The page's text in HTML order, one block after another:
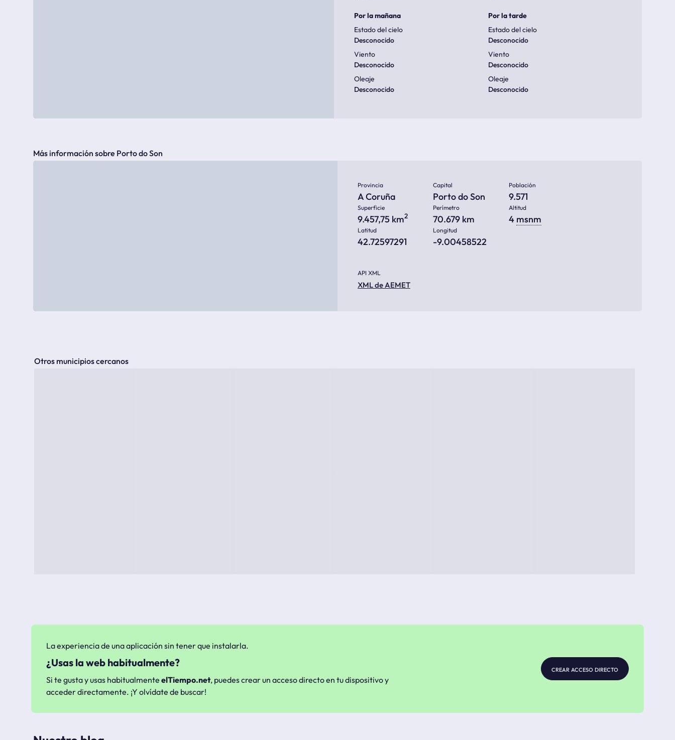
Por la mañana
Estado del cielo
Desconocido
Viento
Desconocido
Oleaje
Desconocido
Por la tarde
Estado del cielo
Desconocido
Viento
Desconocido
Oleaje
Desconocido
Más información sobre Porto do Son
Provincia
A Coruña
Capital
Porto do Son
Población
9.571
Superficie
9.457,75 km2
Perímetro
70.679 km
Altitud
4 msnm
Latitud
42.72597291
Longitud
-9.00458522
API XML
XML de AEMET
Otros municipios cercanos
La experiencia de una aplicación sin tener que instalarla.
¿Usas la web habitualmente?
Si te gusta y usas habitualmente elTiempo.net, puedes crear un acceso directo en tu dispositivo y
acceder directamente. ¡Y olvídate de buscar!
crear acceso directo